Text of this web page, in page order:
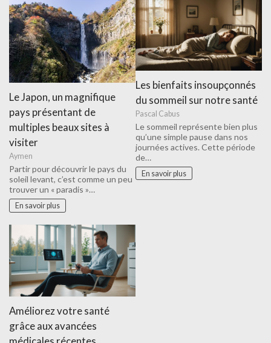
Le Japon, un magnifique
pays présentant de
multiples beaux sites à
visiter
Aymen
Partir pour découvrir le pays du
soleil levant, c’est comme un peu
trouver un « paradis »…
En savoir plus
Les bienfaits insoupçonnés
du sommeil sur notre santé
Pascal Cabus
Le sommeil représente bien plus
qu’une simple pause dans nos
journées actives. Cette période
de…
En savoir plus
Améliorez votre santé
grâce aux avancées